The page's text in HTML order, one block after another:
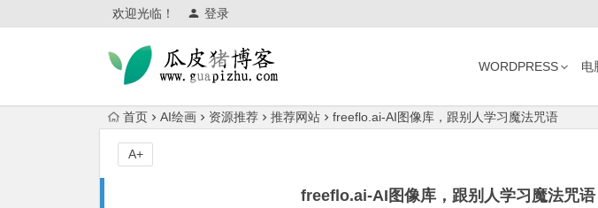
欢迎光临！ 登录
WORDPRESS 电
首页 AI绘画 资源推荐 推荐网站 freeflo.ai-AI图像库，跟别人学习魔法咒语
freeflo.ai-AI图像库，跟别人学习魔法咒语
A+